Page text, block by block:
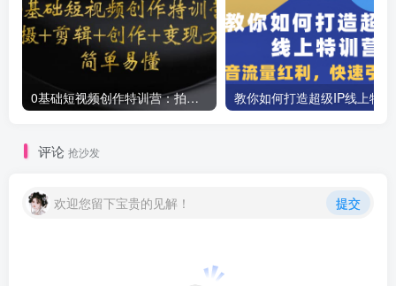
0基础短视频创作特训营：拍摄+剪辑+创作+变现方法
评论 抢沙发
欢迎您留下宝贵的见解！ 提交